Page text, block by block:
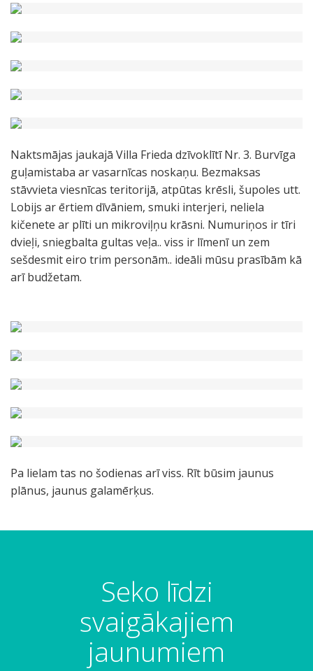
Naktsmājas jaukajā Villa Frieda dzīvoklītī Nr. 3. Burvīga
guļamistaba ar vasarnīcas noskaņu. Bezmaksas
stāvvieta viesnīcas teritorijā, atpūtas krēsli, šupoles utt.
Lobijs ar ērtiem dīvāniem, smuki interjeri, neliela
kičenete ar plīti un mikroviļņu krāsni. Numuriņos ir tīri
dvieļi, sniegbalta gultas veļa.. viss ir līmenī un zem
sešdesmit eiro trim personām.. ideāli mūsu prasībām kā
arī budžetam.
Pa lielam tas no šodienas arī viss. Rīt būsim jaunus
plānus, jaunus galamērķus.
Seko līdzi
svaigākajiem
jaunumiem